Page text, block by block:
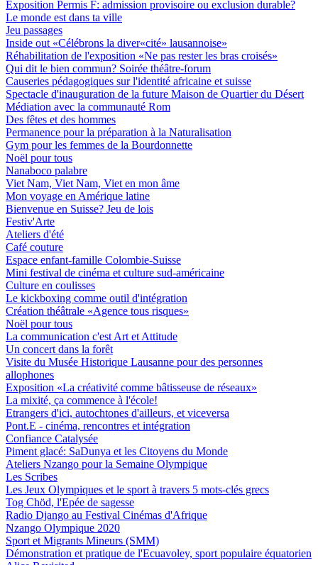
Exposition Permis F: admission provisoire ou exclusion durable?
Le monde est dans ta ville
Jeu passages
Inside out «Célébrons la diver«cité» lausannoise»
Réhabilitation de l'exposition «Ne pas rester les bras croisés»
Qui dit le bien commun? Soirée théâtre-forum
Causeries pédagogiques sur l'identité africaine et suisse
Spectacle d'inauguration de la future Maison de Quartier du Désert
Médiation avec la communauté Rom
Des fêtes et des hommes
Permanence pour la préparation à la Naturalisation
Gym pour les femmes de la Bourdonnette
Noël pour tous
Nanaboco palabre
Viet Nam, Viet Nam, Viet en mon âme
Mon voyage en Amérique latine
Bienvenue en Suisse? Jeu de lois
Festiv'Arte
Ateliers d'été
Café couture
Espace enfant-famille Colombie-Suisse
Mini festival de cinéma et culture sud-américaine
Culture en coulisses
Le kickboxing comme outil d'intégration
Création théâtrale «Agence tous risques»
Noël pour tous
La communication c'est Art et Attitude
Un concert dans la forêt
Visite du Musée Historique Lausanne pour des personnes
allophones
Exposition «La créativité comme bâtisseuse de réseaux»
La mixité, ça commence à l'école!
Etrangers d'ici, autochtones d'ailleurs, et viceversa
Pont.E - cinéma, rencontres et intégration
Confiance Catalysée
Piment glacé: SaDunya et les Citoyens du Monde
Ateliers Nzango pour la Semaine Olympique
Les Scribes
Les Jeux Olympiques et le sport à travers 5 mots-clés grecs
Tog Chöd, l'Epée de sagesse
Radio Django au Festival Cinémas d'Afrique
Nzango Olympique 2020
Sport et Migrants Mineurs (SMM)
Démonstration et pratique de l'Ecuavoley, sport populaire équatorien